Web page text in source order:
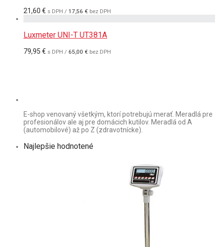
21,60 € s DPH / 17,56 € bez DPH
Luxmeter UNI-T UT381A
79,95 € s DPH / 65,00 € bez DPH
E-shop venovaný všetkým, ktorí potrebujú merať. Meradlá pre
profesionálov ale aj pre domácich kutilov. Meradlá od A
(automobilové) až po Z (zdravotnícke).
Najlepšie hodnotené